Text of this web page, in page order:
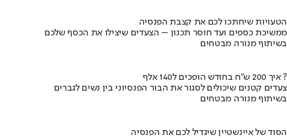
הטעויות שיחתכו לכם את קצבת הפנסיה
ממשיכת כספים ועד חוסר תכנון – הצעדים שיצילו את הכסף שלכם
בשיתוף מנורה מבטחים
איך 200 ש"ח בחודש הופכים ל140 אלף ?
צעדים קטנים שיכולים לסגור את הבור הפנסיוני בין נשים לגברים
בשיתוף מנורה מבטחים
הסוד של איינשטיין שיגדיל לכם את הפנסיה